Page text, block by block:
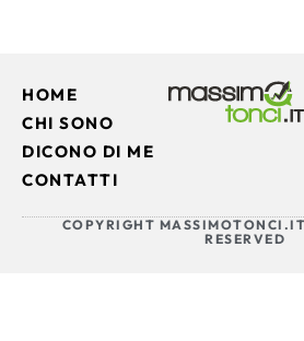
HOME
CHI SONO
DICONO DI ME
CONTATTI
COPYRIGHT
RESERVED